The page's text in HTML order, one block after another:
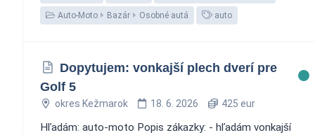
Auto-Moto Bazár Osobné autá auto
Dopytujem: vonkajší plech dverí pre
Golf 5
okres Kežmarok 18. 6. 2026 425 eur
Hľadám: auto-moto Popis zákazky: - hľadám vonkajší